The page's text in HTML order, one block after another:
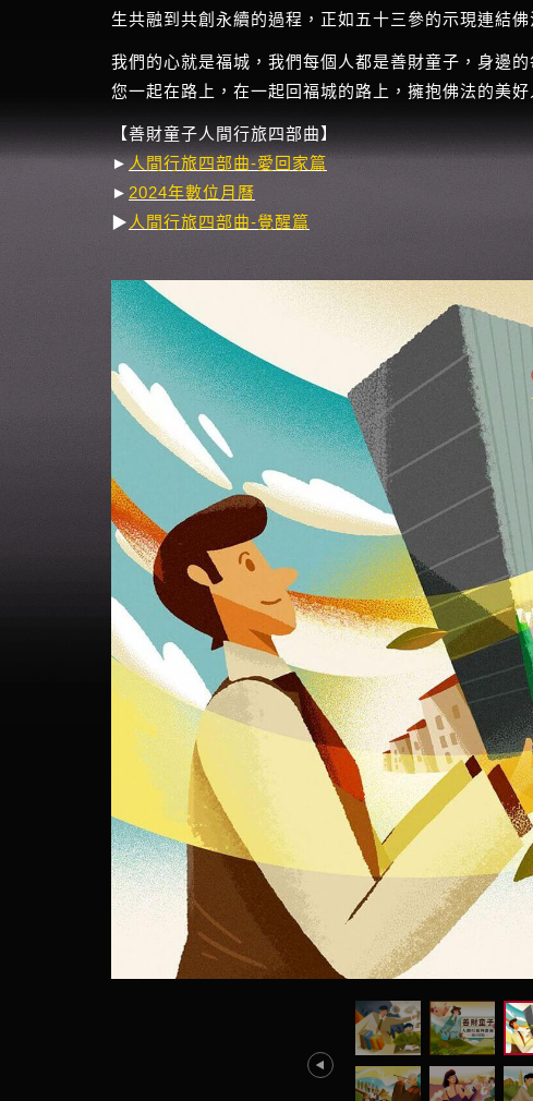
生共融到共創永續的過程，正如五十三參的示現連結
我們的心就是福城，我們每個人都是善財童子，身邊
您一起在路上，在一起回福城的路上，擁抱佛法的美好
【善財童子人間行旅四部曲】
​► 人間行旅四部曲-愛回家篇
► 2024年數位月曆
▶ 人間行旅四部曲-覺醒篇